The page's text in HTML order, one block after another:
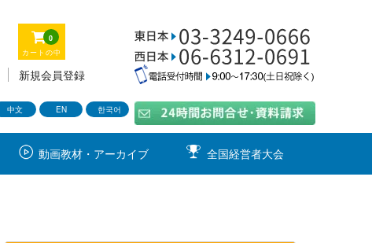
カートの中
0
新規会員登録
中文 EN 한국어
動画教材・アーカイブ 全国経営者大会